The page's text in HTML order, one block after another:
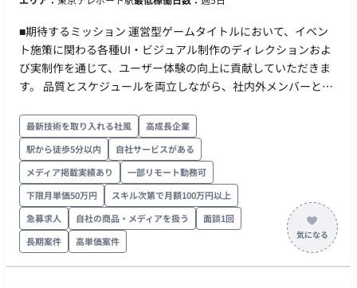
■期待するミッション 運営型ゲームタイトルにおいて、イベン
ト施策に関わる各種UI・ビジュアル制作のディレクションおよ
び実制作を通じて、ユーザー体験の向上に貢献していただきま
す。 品質とスケジュールを両立しながら、社内外メンバーと連
です。 ■業務内容・担当工程 【イベント施策に関わるデザイン
制作】 ・ロゴデザイン、アイコン制作など各種クリエイティブ
制作 ・UIパーツやビジュアル素材の作成 担当工程：実装・テス
ト 【クオリティコントロール（アートディレクション業務）】
・各種クリエイティブの品質管理 ・アセット管理 ・制作物の最
終チェックおよび改善提案 担当工程：設計・実装・テスト
【進行管理・折衝業務】 ・セクションメンバーのスケジュール
管理 ・外部協力会社との折衝、スケジュール調整 ・社内外との
調整業務 担当工程：要件定義・保守運用 ■チーム体制 ・アート
最新技術を取り入れる社風
高成長企業
駅から徒歩5分以内
自社サービスがある
メディア掲載実績あり
一部リモート勤務可
下限月単価50万円
スキル次第で月額100万円以上
急募求人
自社の商品・メディアを扱う
面談1回
長期案件
高単価案件